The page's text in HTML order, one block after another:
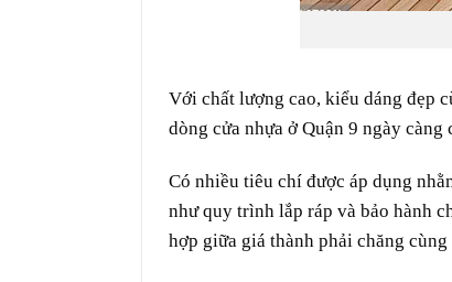
Với chất lượng cao, kiểu dáng đẹp
dòng cửa nhựa ởQuận 9 ngày càng
Có nhiều tiêu chíđược áp dụng
nhưquy trình lắp ráp và bảo hành
hợp giữa giá thành phải chăng cùng